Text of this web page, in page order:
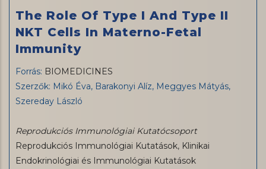
The Role Of Type I And Type II
NKT Cells In Materno-Fetal
Immunity
Forrás: BIOMEDICINES
Szerzők: Mikó Éva, Barakonyi Alíz, Meggyes Mátyás,
Szereday László
Reprodukciós Immunológiai Kutatócsoport
Reprodukciós Immunológiai Kutatások, Klinikai
Endokrinológiai és Immunológiai Kutatások